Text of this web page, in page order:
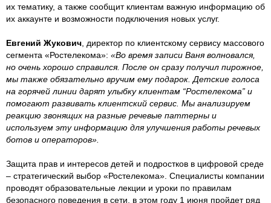
их тематику, а также сообщит клиентам важную информацию об
их аккаунте и возможности подключения новых услуг.
Евгений Жукович , директор по клиентскому сервису массового
сегмента «Ростелекома»: «Во время записи Ваня волновался,
но очень хорошо справился. После он сразу получил пирожное,
мы также обязательно вручим ему подарок. Детские голоса
на горячей линии дарят улыбку клиентам “Ростелекома” и
помогают развивать клиентский сервис. Мы анализируем
реакцию звонящих на разные речевые паттерны и
используем эту информацию для улучшения работы речевых
ботов и операторов».
Защита прав и интересов детей и подростков в цифровой среде
– стратегический выбор «Ростелекома». Специалисты компании
проводят образовательные лекции и уроки по правилам
безопасного поведения в сети, в этом году 1 июня пройдет ряд